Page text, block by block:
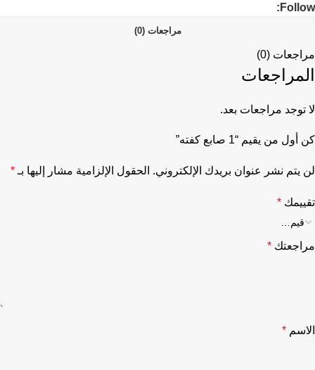
Follow:
مراجعات (0)
مراجعات (0)
المراجعات
لا توجد مراجعات بعد.
كن أول من يقيم “1 صابع كفته”
لن يتم نشر عنوان بريدك الإلكتروني. الحقول الإلزامية مشار إليها بـ *
تقييمك *
مراجعتك *
الاسم *